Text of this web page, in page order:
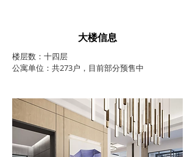
大楼信息
楼层数：十四层
公寓单位：共273户，目前部分预售中